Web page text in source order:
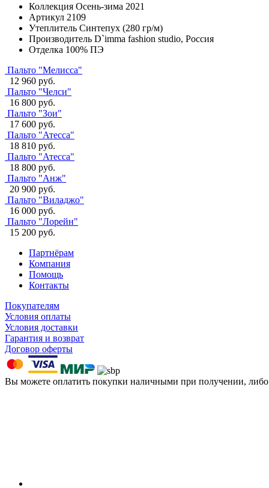
Коллекция Осень-зима 2021
Артикул 2109
Утеплитель Синтепух (280 гр/м)
Производитель D`imma fashion studio, Россия
Отделка 100% ПЭ
Пальто "Мелисса"
12 960 руб.
Пальто "Челси"
16 800 руб.
Пальто "Зои"
17 600 руб.
Пальто "Атесса"
18 810 руб.
Пальто "Атесса"
18 800 руб.
Пальто "Анж"
20 900 руб.
Пальто "Виладжо"
16 000 руб.
Пальто "Лорейн"
15 200 руб.
Партнёрам
Компания
Помощь
Контакты
Покупателям
Условия оплаты
Условия доставки
Гарантия и возврат
Договор оферты
Вы можете оплатить покупки наличными при получении,